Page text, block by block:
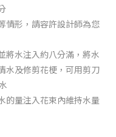
情形，請容許設計師為您
將水注入約八分滿，將水
水及修剪花梗，可用剪刀
的量注入花束內維持水量